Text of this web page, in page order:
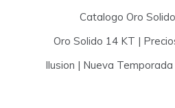
Catalogo Oro
Oro Solido 14 KT |
Ilusion | Nueva